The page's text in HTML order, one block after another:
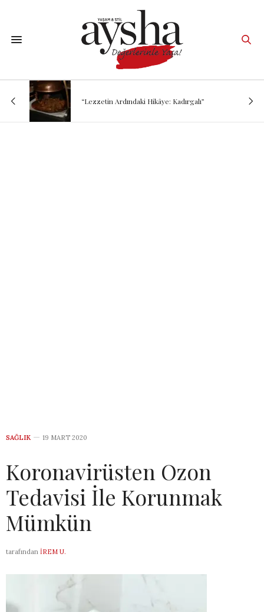
“Lezzetin Ardındaki Hikâye: Kadırgalı”
SAĞLIK 19 MART 2020
Koronavirüsten Ozon
Tedavisi İle Korunmak
Mümkün
tarafından İREM U.